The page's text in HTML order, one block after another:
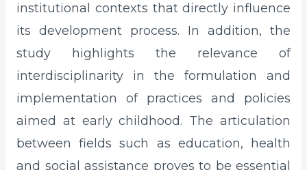
institutional contexts that directly influence
its development process. In addition, the
study highlights the relevance of
interdisciplinarity in the formulation and
implementation of practices and policies
aimed at early childhood. The articulation
between fields such as education, health
and social assistance proves to be essential